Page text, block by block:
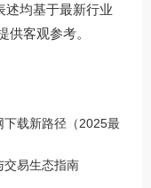
述均基于最新行业
供客观参考。
下载新路径（2025最
交易生态指南